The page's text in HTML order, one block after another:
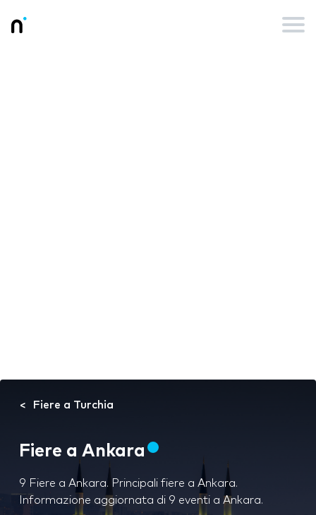
Fiere a Turchia
Fiere a Ankara
9 Fiere a Ankara. Principali fiere a Ankara.
Informazione aggiornata di 9 eventi a Ankara.